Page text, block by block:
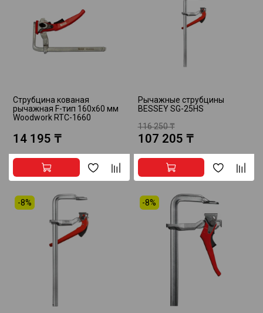
Струбцина кованая
рычажная F-тип 160х60 мм
Woodwork RTC-1660
14 195 ₸
Рычажные струбцины
BESSEY SG-25HS
116 250 ₸
107 205 ₸
-8% -8%